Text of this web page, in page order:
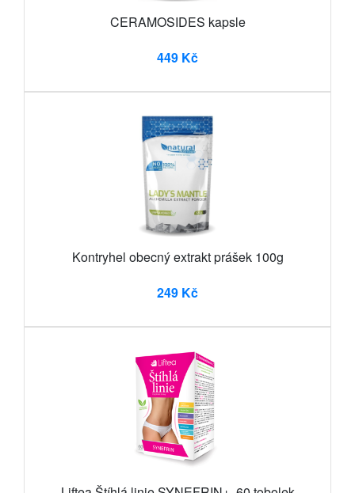
CERAMOSIDES kapsle
449 Kč
Kontryhel obecný extrakt prášek 100g
249 Kč